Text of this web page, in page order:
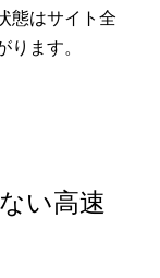
態はサイト全
ります。
い高速